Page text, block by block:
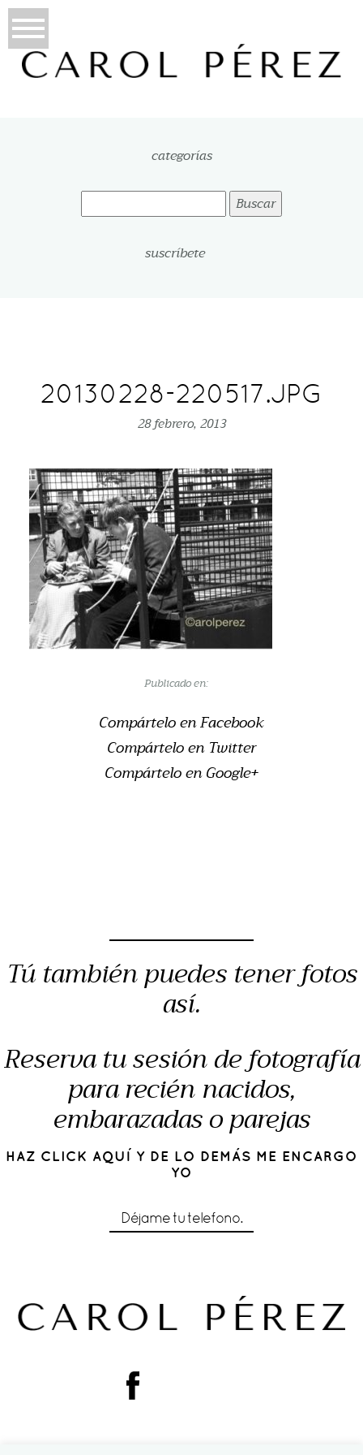
categorías
Buscar:
suscríbete
20130228-220517.JPG
28 febrero, 2013
Publicado en:
Compártelo en Facebook
Compártelo en Twitter
Compártelo en Google+
Tú también puedes tener fotos
así.
Reserva tu sesión de fotografía
para recién nacidos,
embarazadas o parejas
HAZ CLICK AQUÍ Y DE LO DEMÁS ME ENCARGO
YO
Déjame tu telefono.